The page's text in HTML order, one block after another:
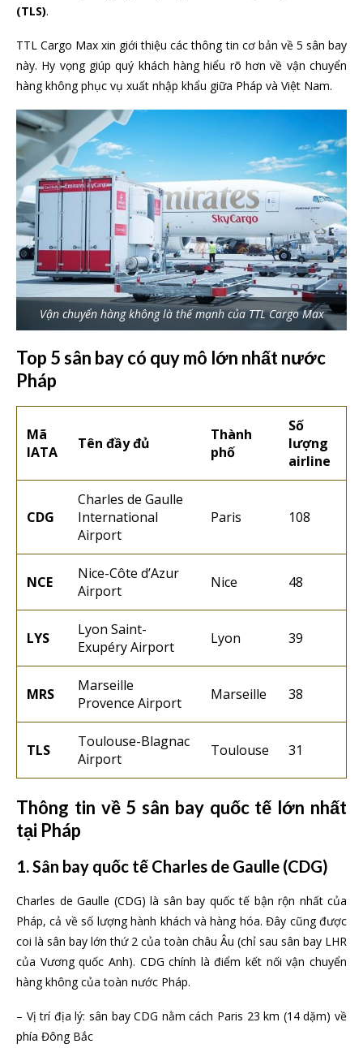
(TLS).
TTL Cargo Max xin giới thiệu các thông tin cơ bản về 5 sân bay
này. Hy vọng giúp quý khách hàng hiểu rõ hơn về vận chuyển
hàng không phục vụ xuất nhập khẩu giữa Pháp và Việt Nam.
Vận chuyển hàng không là thế mạnh của TTL Cargo Max
Top 5 sân bay có quy mô lớn nhất nước
Pháp
Mã
IATA
Tên đầy đủ
Thành
phố
Số
lượng
airline
CDG
Charles de Gaulle
International
Airport
Paris 108
NCE
Nice-Côte d’Azur
Airport
Nice 48
LYS
Lyon Saint-
Exupéry Airport
Lyon 39
MRS
Marseille
Provence Airport
Marseille 38
TLS
Toulouse-Blagnac
Airport
Toulouse 31
Thông tin về 5 sân bay quốc tế lớn nhất
tại Pháp
1. Sân bay quốc tế Charles de Gaulle (CDG)
Charles de Gaulle (CDG) là sân bay quốc tế bận rộn nhất của
Pháp, cả về số lượng hành khách và hàng hóa. Đây cũng được
coi là sân bay lớn thứ 2 của toàn châu Âu (chỉ sau sân bay LHR
của Vương quốc Anh). CDG chính là điểm kết nối vận chuyển
hàng không của toàn nước Pháp.
– Vị trí địa lý: sân bay CDG nằm cách Paris 23 km (14 dặm) về
phía Đông Bắc